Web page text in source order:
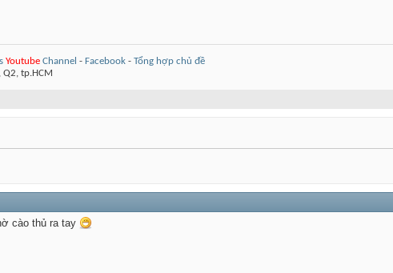
Youtube Channel - Facebook - Tổng hợp chủ đề
Q2, tp.HCM
cào thủ ra tay